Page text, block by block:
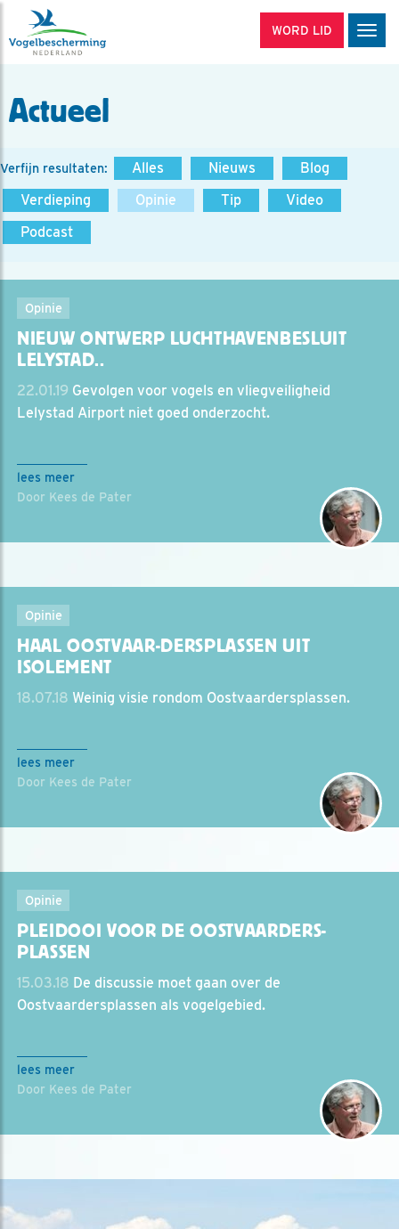
WORD LID
Actueel
Verfijn resultaten: Alles Nieuws
Blog
Verdieping
Opinie Tip
Video
Podcast
Opinie
NIEUW ONTWERP LUCHTHAVENBESLUIT
LELYSTAD..
22.01.19 Gevolgen voor vogels en vliegveiligheid
Lelystad Airport niet goed onderzocht.
lees meer
Door Kees de Pater
Opinie
HAAL OOSTVAAR-DERSPLASSEN UIT
ISOLEMENT
18.07.18 Weinig visie rondom Oostvaardersplassen.
lees meer
Door Kees de Pater
Opinie
PLEIDOOI VOOR DE OOSTVAARDERS-
PLASSEN
15.03.18 De discussie moet gaan over de
Oostvaardersplassen als vogelgebied.
lees meer
Door Kees de Pater